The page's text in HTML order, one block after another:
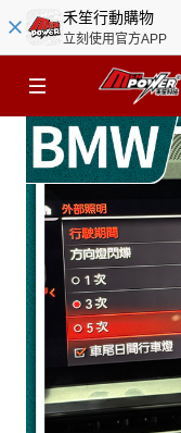
禾笙行動購物
立刻使用官方APP